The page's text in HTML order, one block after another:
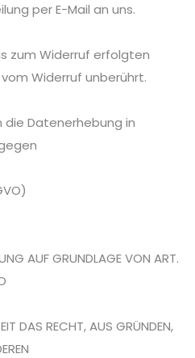
per E-Mail an uns.
zum Widerruf erfolgten
Widerruf unberührt.
Datenerhebung in
AUF GRUNDLAGE VON ART.
DAS RECHT, AUS GRÜNDEN,